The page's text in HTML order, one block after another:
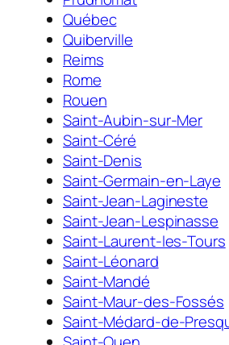
Québec
Quiberville
Reims
Rome
Rouen
Saint-Aubin-sur-Mer
Saint-Céré
Saint-Denis
Saint-Germain-en-Laye
Saint-Jean-Lagineste
Saint-Jean-Lespinasse
Saint-Laurent-les-Tours
Saint-Léonard
Saint-Mandé
Saint-Maur-des-Fossés
Saint-Médard-de-